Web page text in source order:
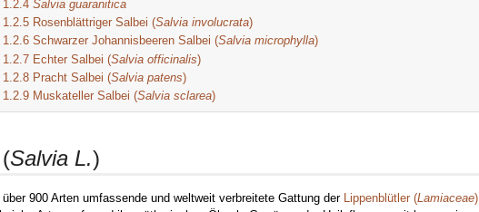
1.2.4 Salvia guaranitica
1.2.5 Rosenblättriger Salbei (Salvia involucrata)
1.2.6 Schwarzer Johannisbeeren Salbei (Salvia microphylla)
1.2.7 Echter Salbei (Salvia officinalis)
1.2.8 Pracht Salbei (Salvia patens)
1.2.9 Muskateller Salbei (Salvia sclarea)
Salvia L.)
900 Arten umfassende und weltweit verbreitete Gattung der Lippenblütler (Lamiaceae),